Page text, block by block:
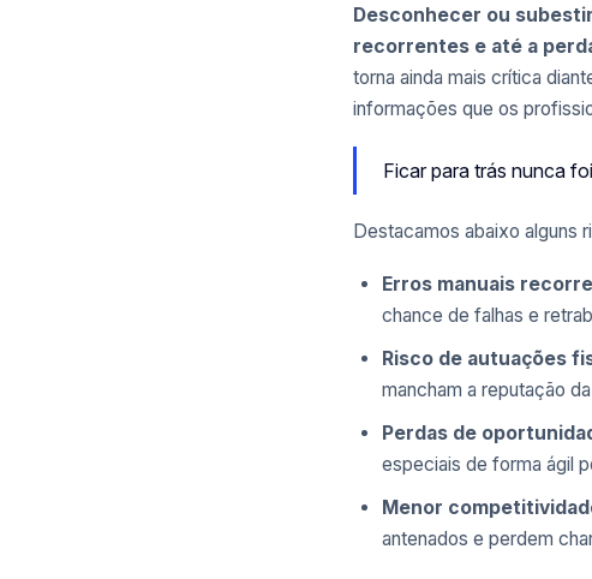
Desconhecer ou
recorrentes e até a
torna ainda mais crítica
informações que os
Ficar para trás nunca
Destacamos abaixo alguns
Erros manuais
chance de falhas e
Risco de autuações
mancham a reputação
Perdas de
especiais de forma ágil
Menor
antenados e perdem